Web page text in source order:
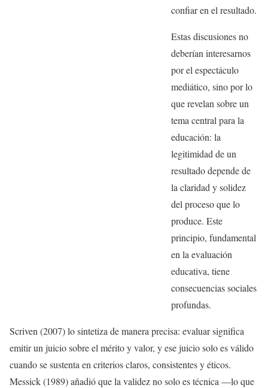
confiar en el resultado.
Estas discusiones no
deberían interesarnos
por el espectáculo
mediático, sino por lo
que revelan sobre un
tema central para la
educación: la
legitimidad de un
resultado depende de
la claridad y solidez
del proceso que lo
produce. Este
principio, fundamental
en la evaluación
educativa, tiene
consecuencias sociales
profundas.
Scriven (2007) lo sintetiza de manera precisa: evaluar significa
emitir un juicio sobre el mérito y valor, y ese juicio solo es válido
cuando se sustenta en criterios claros, consistentes y éticos.
Messick (1989) añadió que la validez no solo es técnica —lo que